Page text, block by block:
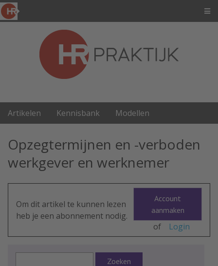
Artikelen Kennisbank Modellen
Opzegtermijnen en -verboden
werkgever en werknemer
Om dit artikel te kunnen lezen
heb je een abonnement nodig.
Account
aanmaken
of Login
Zoeken